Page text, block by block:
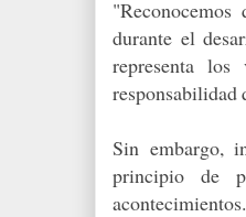
durante el
representa
responsabilidad
Sin embargo,
principio de
acontecimientos.